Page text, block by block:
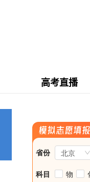
高考直播